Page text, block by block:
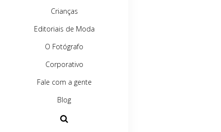
Crianças
Editoriais de Moda
O Fotógrafo
Corporativo
Fale com a gente
Blog